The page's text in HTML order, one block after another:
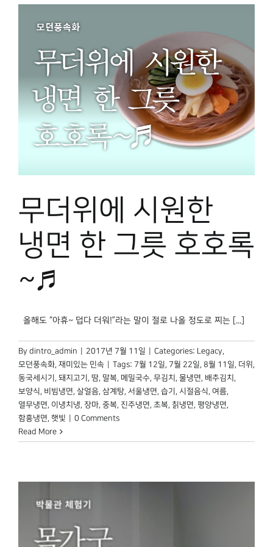
무더위에 시원한
냉면 한 그릇 호호록
~♬
올해도 “아휴~ 덥다 더워!”라는 말이 절로 나올 정도로 찌는 [...]
By dintro_admin 2017년 7월 11일 Categories: Legacy,
모던풍속화, 재미있는 민속 Tags: 7월 12일, 7월 22일, 8월 11일, 더위 ,
동국세시기 , 돼지고기 , 땀, 말복, 메밀국수, 무김치 , 물냉면, 배추김치 ,
보양식, 비빔냉면, 살얼음, 삼계탕, 서울냉면, 습기 , 시절음식, 여름,
열무냉면, 이냉치냉, 장마, 중복, 진주냉면, 초복, 칡냉면, 평양냉면,
함흥냉면, 햇빛
0 Comments
Read More